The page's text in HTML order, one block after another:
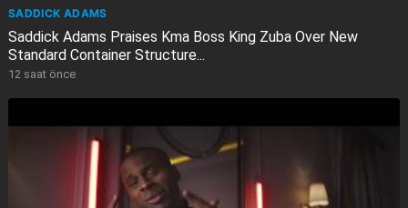
SADDICK ADAMS
Saddick Adams Praises Kma Boss King Zuba Over New
Standard Container Structure...
12 saat önce